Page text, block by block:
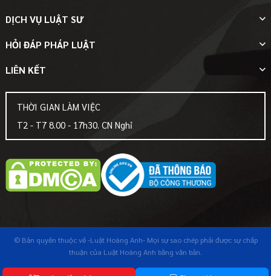
DỊCH VỤ LUẬT SƯ
HỎI ĐÁP PHÁP LUẬT
LIÊN KẾT
THỜI GIAN LÀM VIỆC
T2 - T7 8.00 - 17h30. CN Nghỉ
© Bản quyền thuộc về-Luật Hoàng Anh-Mọi sự sao chép phải được sự chấp
thuận của Luật Hoàng Anh bằng văn bản.